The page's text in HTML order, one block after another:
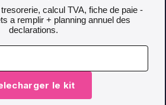
calcul TVA, fiche de paie -
a remplir + planning annuel des
declarations.
le kit